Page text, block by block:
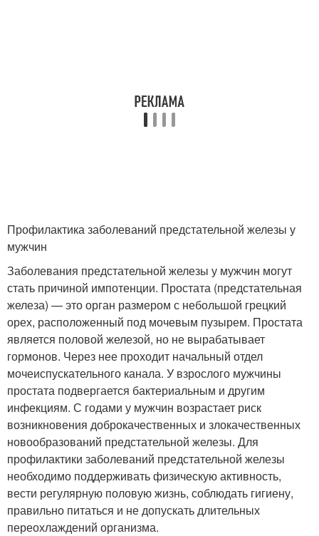
Профилактика заболеваний предстательной железы у
мужчин
Заболевания предстательной железы у мужчин могут
стать причиной импотенции. Простата (предстательная
железа) — это орган размером с небольшой грецкий
орех, расположенный под мочевым пузырем. Простата
является половой железой, но не вырабатывает
гормонов. Через нее проходит начальный отдел
мочеиспускательного канала. У взрослого мужчины
простата подвергается бактериальным и другим
инфекциям. С годами у мужчин возрастает риск
возникновения доброкачественных и злокачественных
новообразований предстательной железы. Для
профилактики заболеваний предстательной железы
необходимо поддерживать физическую активность,
вести регулярную половую жизнь, соблюдать гигиену,
правильно питаться и не допускать длительных
переохлаждений организма.